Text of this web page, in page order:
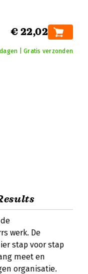
€ 22,02
| Gratis verzonden
werk. De
stap voor stap
meet en
organisatie.